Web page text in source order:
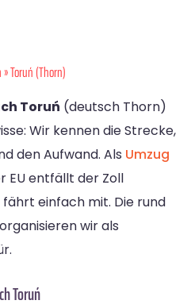
» Toruń (Thorn)
Toruń (deutsch Thorn)
Wir kennen die Strecke,
den Aufwand. Als Umzug
EU entfällt der Zoll
einfach mit. Die rund
wir als
Toruń